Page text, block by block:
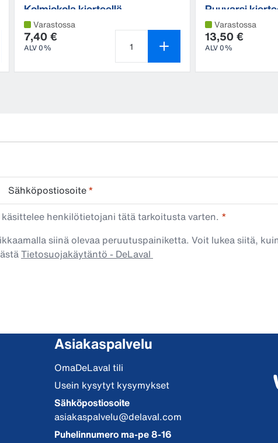
Kolmiokola kierteellä
Varastossa
7,40 €
ALV 0%
Tuotteen määrä on 1
Puuvarsi
Varastossa
13,50 €
ALV 0%
Sähköpostiosoite*
henkilötietojani tätä tarkoitusta varten.
siinä olevaa peruutuspainiketta. Voit lukea siitä,
Tietosuojakäytäntö - DeLaval
Asiakaspalvelu
OmaDeLaval tili
Usein kysytyt kysymykset
Sähköpostiosoite
asiakaspalvelu@delaval.com
Puhelinnumero ma-pe 8-16